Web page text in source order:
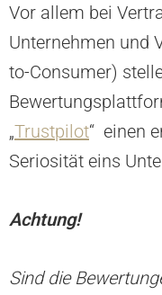
Vor allem bei
Unternehmen und
to-Consumer)
„Trustpilot“ einen
Seriosität eins
Achtung!
Sind die